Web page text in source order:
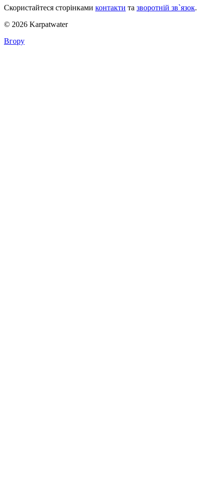
Скористайтеся сторінками контакти та зворотній зв`язок.
© 2026 Karpatwater
Вгору